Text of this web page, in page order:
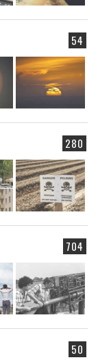
54
280
704
50